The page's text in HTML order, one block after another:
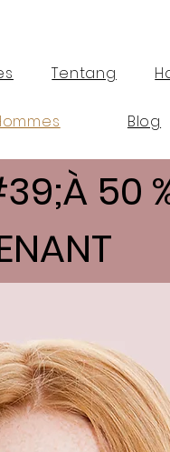
Tentang
Blog
50